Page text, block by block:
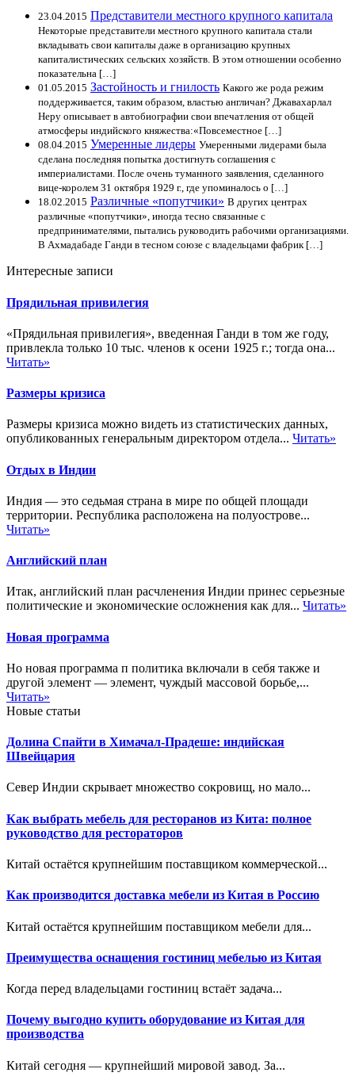
23.04.2015 Представители местного крупного капитала
Некоторые представители местного крупного капитала стали
вкладывать свои капиталы даже в организацию крупных
капиталистических сельских хозяйств. В этом отношении особенно
показательна […]
01.05.2015 Застойность и гнилость Какого же рода режим
поддерживается, таким образом, властью англичан? Джавахарлал
Неру описывает в автобиографии свои впечатления от общей
атмосферы индийского княжества:«Повсеместное […]
08.04.2015 Умеренные лидеры Умеренными лидерами была
сделана последняя попытка достигнуть соглашения с
империалистами. После очень туманного заявления, сделанного
вице-королем 31 октября 1929 г., где упоминалось о […]
18.02.2015 Различные «попутчики» В других центрах
различные «попутчики», иногда тесно связанные с
предпринимателями, пытались руководить рабочими организациями.
В Ахмадабаде Ганди в тесном союзе с владельцами фабрик […]
Интересные записи
Прядильная привилегия
«Прядильная привилегия», введенная Ганди в том же году,
привлекла только 10 тыс. членов к осени 1925 г.; тогда она...
Читать»
Размеры кризиса
Размеры кризиса можно видеть из статистических данных,
опубликованных генеральным директором отдела... Читать»
Отдых в Индии
Индия — это седьмая страна в мире по общей площади
территории. Республика расположена на полуострове...
Читать»
Английский план
Итак, английский план расчленения Индии принес серьезные
политические и экономические осложнения как для... Читать»
Новая программа
Но новая программа п политика включали в себя также и
другой элемент — элемент, чуждый массовой борьбе,...
Читать»
Новые статьи
Долина Спайти в Химачал-Прадеше: индийская
Швейцария
Север Индии скрывает множество сокровищ, но мало...
Как выбрать мебель для ресторанов из Кита: полное
руководство для рестораторов
Китай остаётся крупнейшим поставщиком коммерческой...
Как производится доставка мебели из Китая в Россию
Китай остаётся крупнейшим поставщиком мебели для...
Преимущества оснащения гостиниц мебелью из Китая
Когда перед владельцами гостиниц встаёт задача...
Почему выгодно купить оборудование из Китая для
производства
Китай сегодня — крупнейший мировой завод. За...